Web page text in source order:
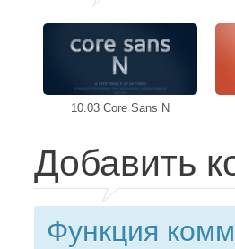
10.03 Core Sans N
Добавить
Функция